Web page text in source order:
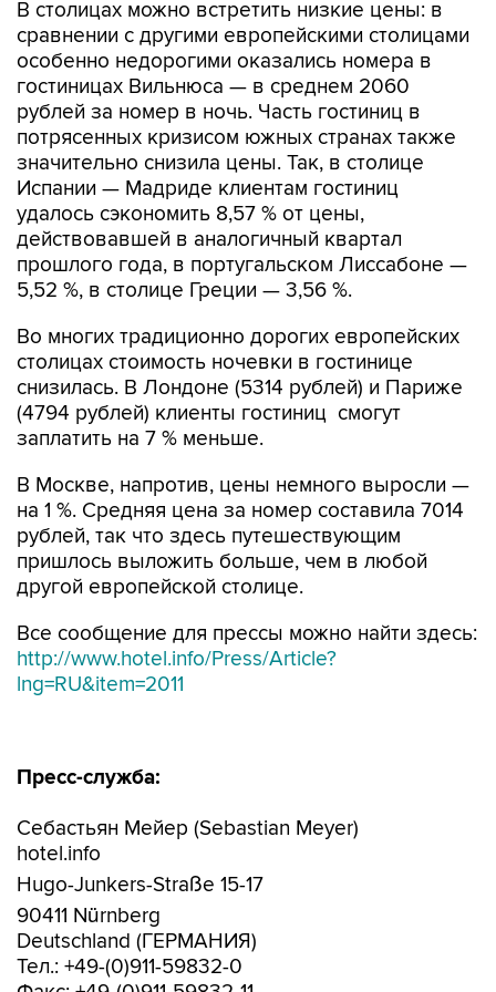
В столицах можно встретить низкие цены: в
сравнении с другими европейскими столицами
особенно недорогими оказались номера в
гостиницах Вильнюса — в среднем 2060
рублей за номер в ночь. Часть гостиниц в
потрясенных кризисом южных странах также
значительно снизила цены. Так, в столице
Испании — Мадриде клиентам гостиниц
удалось сэкономить 8,57 % от цены,
действовавшей в аналогичный квартал
прошлого года, в португальском Лиссабоне —
5,52 %, в столице Греции — 3,56 %.
Во многих традиционно дорогих европейских
столицах стоимость ночевки в гостинице
снизилась. В Лондоне (5314 рублей) и Париже
(4794 рублей) клиенты гостиниц смогут
заплатить на 7 % меньше.
В Москве, напротив, цены немного выросли —
на 1 %. Средняя цена за номер составила 7014
рублей, так что здесь путешествующим
пришлось выложить больше, чем в любой
другой европейской столице.
Все сообщение для прессы можно найти здесь:
http://www.hotel.info/Press/Article?
lng=RU&item=2011
Пресс-служба:
Себастьян Мейер (Sebastian Meyer)
hotel.info
Hugo-Junkers-Straße 15-17
90411 Nürnberg
Deutschland (ГЕРМАНИЯ)
Тел.: +49-(0)911-59832-0